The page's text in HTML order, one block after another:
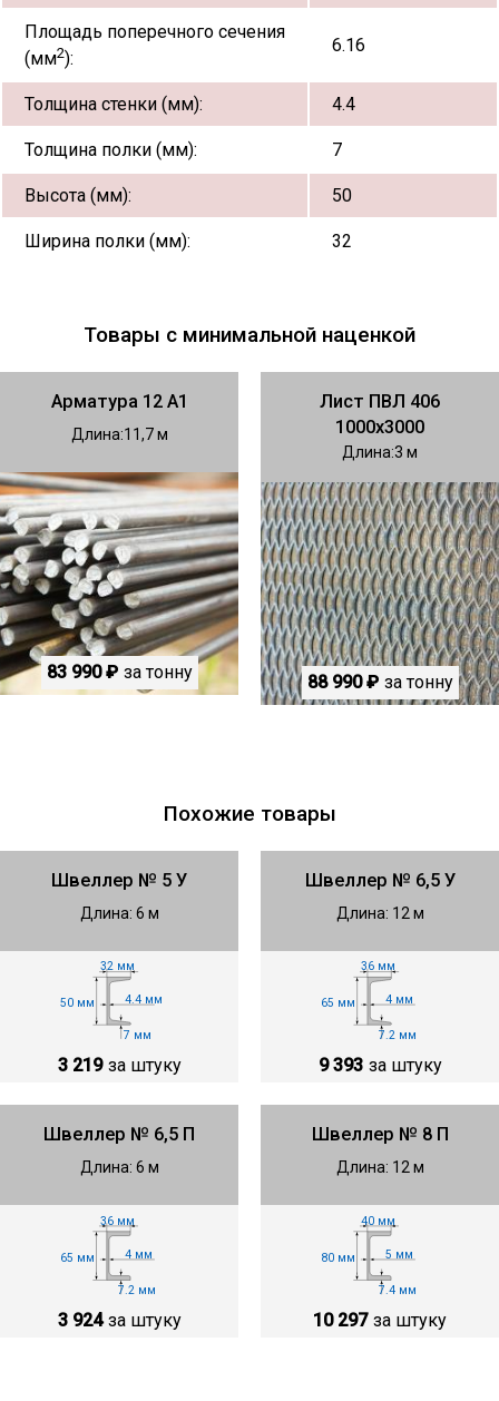
Площадь поперечного сечения
(мм2):
6.16
Толщина стенки (мм): 4.4
Толщина полки (мм): 7
Высота (мм): 50
Ширина полки (мм): 32
Товары с минимальной наценкой
Арматура 12 А1
Длина 11,7
83 990 ₽ за тонну
Лист ПВЛ 406
1000х3000
Длина 3
88 990 ₽ за тонну
Похожие товары
Швеллер № 5 У
Длина: 6 м
32 мм
50 мм 4.4 мм
7 мм
3 219 за штуку
Швеллер № 6,5 У
Длина: 12 м
36 мм
65 мм 4 мм
7.2 мм
9 393 за штуку
Швеллер № 6,5 П
Длина: 6 м
36 мм
65 мм 4 мм
7.2 мм
3 924 за штуку
Швеллер № 8 П
Длина: 12 м
40 мм
80 мм 5 мм
7.4 мм
10 297 за штуку